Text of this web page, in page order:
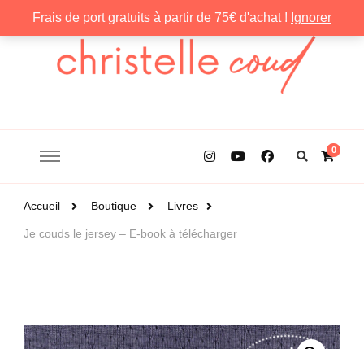
Frais de port gratuits à partir de 75€ d'achat ! Ignorer
0
Accueil Boutique Livres
Je couds le jersey – E-book à télécharger